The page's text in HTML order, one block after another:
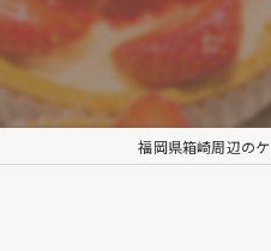
キャラクタ
福岡県箱崎周辺の